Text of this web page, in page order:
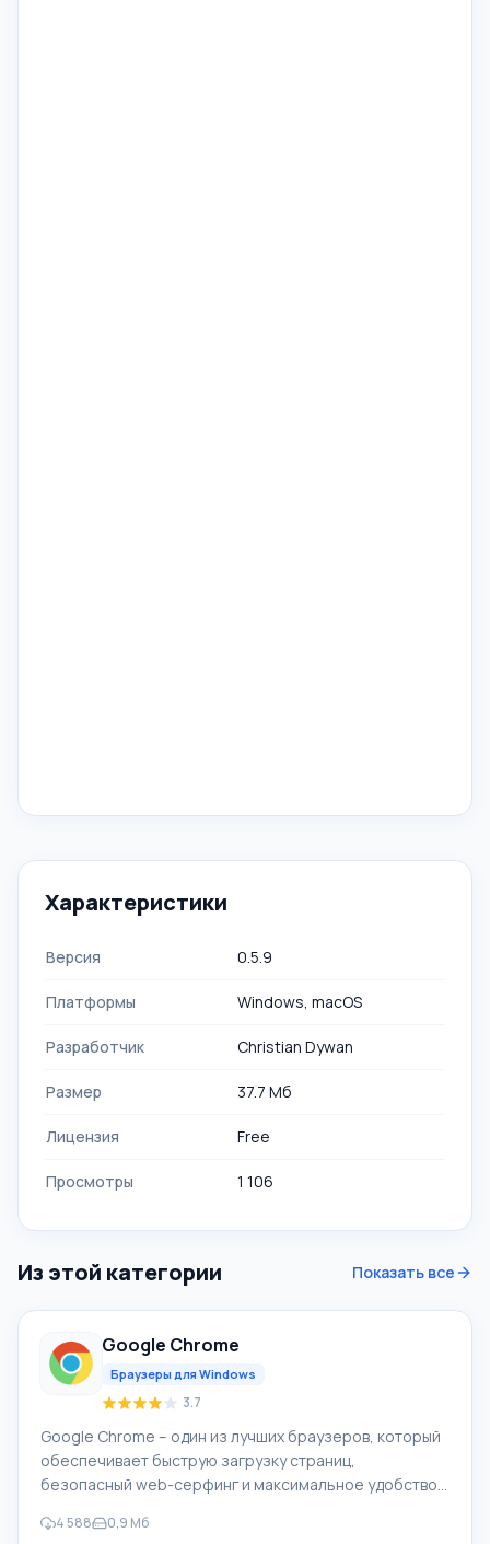
Характеристики
Версия 0.5.9
Платформы Windows, macOS
Разработчик Christian Dywan
Размер 37.7 Мб
Лицензия Free
Просмотры 1 106
Из этой категории Показать все
Google Chrome
Браузеры для Windows
3.7
Google Chrome – один из лучших браузеров, который
обеспечивает быструю загрузку страниц,
безопасный web-серфинг и максимальное удобство.
многочисленные дополнения, которые могут
4 588 0,9 Мб